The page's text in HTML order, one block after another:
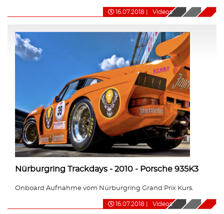
16.07.2018 Videos
Nürburgring Trackdays - 2010 - Porsche 935K3
Onboard Aufnahme vom Nürburgring Grand Prix Kurs.
16.07.2018 Videos